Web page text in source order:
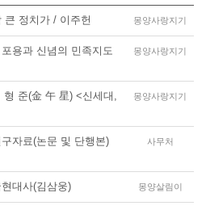
큰 정치가 / 이주헌 몽양사랑지기
용과 신념의 민족지도
몽양사랑지기
준(金 午 星) <신세대,
몽양사랑지기
자료(논문 및 단행본)
사무처
대사(김삼웅) 몽양살림이